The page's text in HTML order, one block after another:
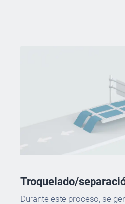
Troquelado/
Durante este proceso, se